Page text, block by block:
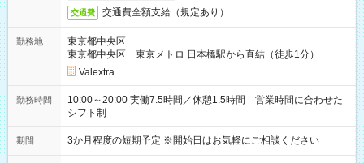
交通費 交通費全額支給（規定あり）
勤務地
東京都中央区
東京都中央区 東京メトロ 日本橋駅から直結（徒歩1分）
Valextra
勤務時間
10:00～20:00 実働7.5時間／休憩1.5時間 営業時間に合わせた
シフト制
期間 3か月程度の短期予定 ※開始日はお気軽にご相談ください